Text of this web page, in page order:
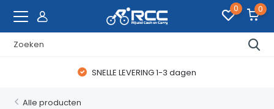
0 0
SNELLE LEVERING 1-3 dagen
Alle producten